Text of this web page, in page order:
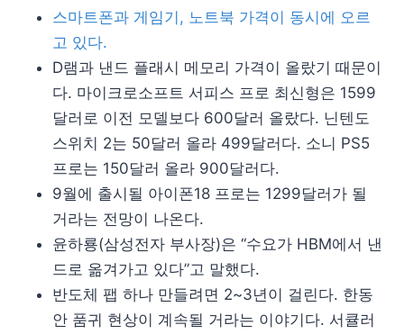
스마트폰과 게임기, 노트북 가격이 동시에 오르
고 있다.
D램과 낸드 플래시 메모리 가격이 올랐기 때문이
다. 마이크로소프트 서피스 프로 최신형은 1599
달러로 이전 모델보다 600달러 올랐다. 닌텐도
스위치 2는 50달러 올라 499달러다. 소니 PS5
프로는 150달러 올라 900달러다.
9월에 출시될 아이폰18 프로는 1299달러가 될
거라는 전망이 나온다.
윤하룡(삼성전자 부사장)은 “수요가 HBM에서 낸
드로 옮겨가고 있다”고 말했다.
반도체 팹 하나 만들려면 2~3년이 걸린다. 한동
안 품귀 현상이 계속될 거라는 이야기다. 서큘러